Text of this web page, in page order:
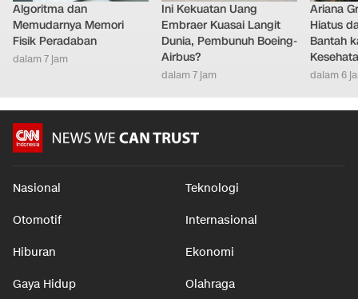
Algoritma dan
Memudarnya Memori
Fisik Peradaban
dalam 7 jam
Ini Kekuatan Uang
Embraer Kuasai Langit
Dunia, Pembunuh Boeing-
Airbus?
dalam 7 jam
Ariana
Hiatus
Bantah
dalam 6
Nasional Teknologi
Otomotif Internasional
Hiburan Ekonomi
Gaya Hidup Olahraga